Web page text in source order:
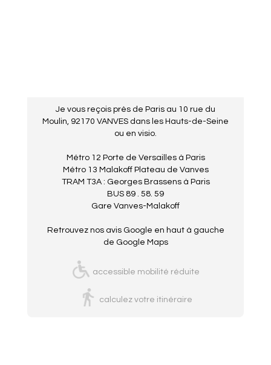
Je vous reçois près de Paris au 10 rue du
Moulin, 92170 VANVES dans les Hauts-de-Seine
ou en visio.
Métro 12 Porte de Versailles à Paris
Métro 13 Malakoff Plateau de Vanves
TRAM T3A : Georges Brassens à Paris
BUS 89 . 58. 59
Gare Vanves-Malakoff
Retrouvez nos avis Google en haut à gauche
de Google Maps
accessible mobilité réduite
calculez votre itinéraire